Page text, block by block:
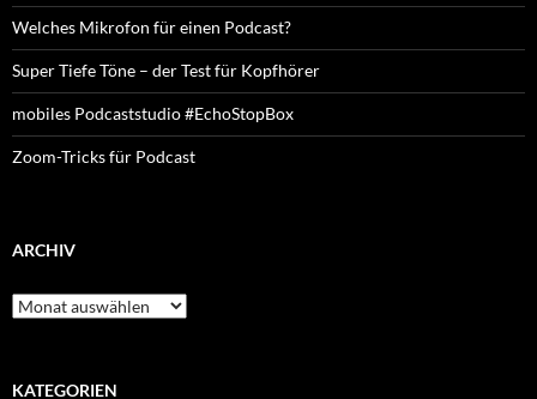
Welches Mikrofon für einen Podcast?
Super Tiefe Töne – der Test für Kopfhörer
mobiles Podcaststudio #EchoStopBox
Zoom-Tricks für Podcast
ARCHIV
Archiv
KATEGORIEN